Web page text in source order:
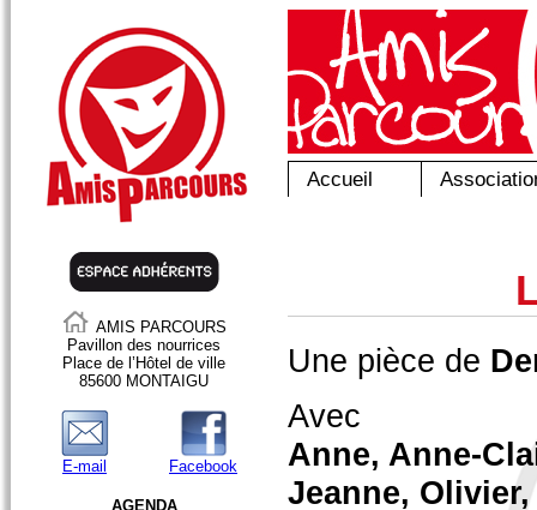
Accueil
Une pièce de
Avec
Anne, Anne-
Jeanne,
AMIS PARCOURS
Pavillon des nourrices
Place de l’Hôtel de ville
85600 MONTAIGU
E-mail Facebook
AGENDA